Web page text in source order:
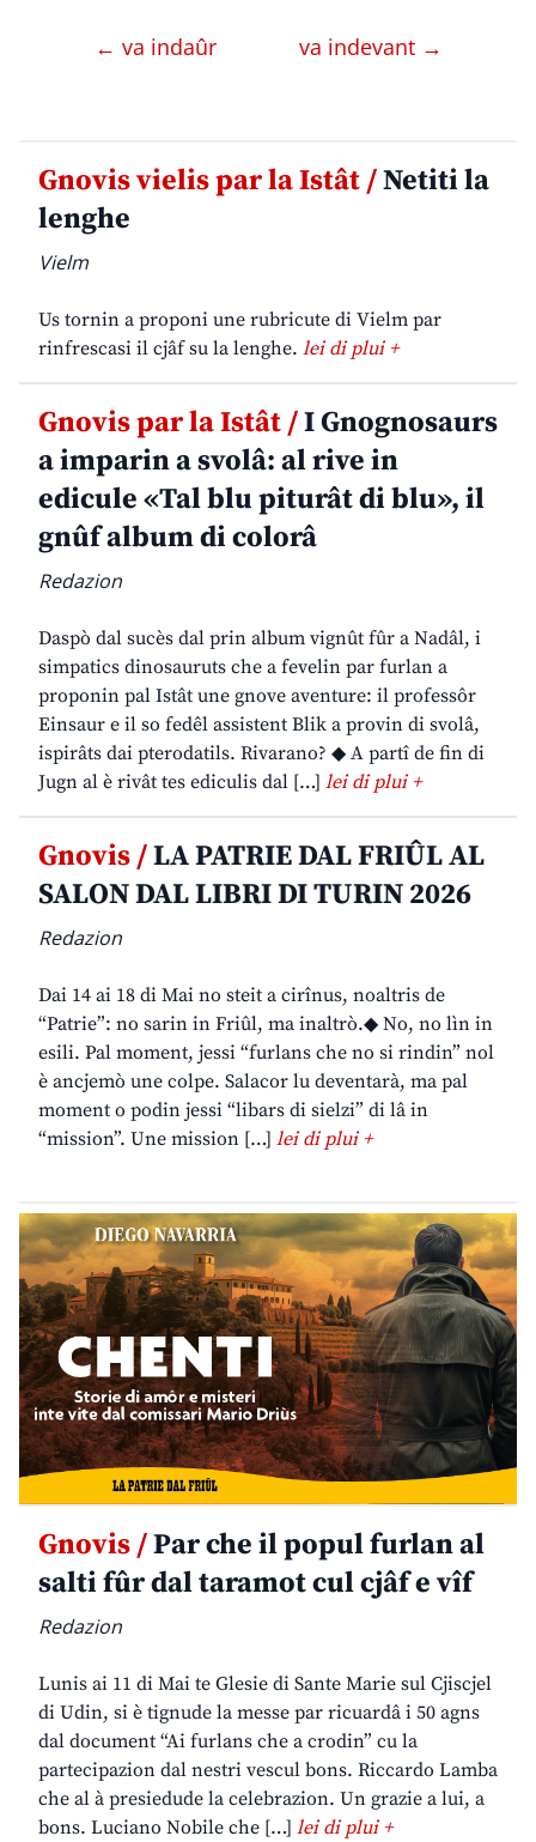
← va indaûr va indevant →
Gnovis vielis par la Istât /Netiti la
lenghe
Vielm
Us tornin a proponi une rubricute di Vielm par
rinfrescasi il cjâf su la lenghe. lei di plui +
Gnovis par la Istât /I Gnognosaurs
a imparin a svolâ: al rive in
edicule «Tal blu piturât di blu», il
gnûf album di colorâ
Redazion
Daspò dal sucès dal prin album vignût fûr a Nadâl, i
simpatics dinosauruts che a fevelin par furlan a
proponin pal Istât une gnove aventure: il professôr
Einsaur e il so fedêl assistent Blik a provin di svolâ,
ispirâts dai pterodatils. Rivarano? ◆ A partî de fin di
Jugn al è rivât tes ediculis dal […] lei di plui +
Gnovis /LA PATRIE DAL FRIÛL AL
SALON DAL LIBRI DI TURIN 2026
Redazion
Dai 14 ai 18 di Mai no steit a cirînus, noaltris de
“Patrie”: no sarin in Friûl, ma inaltrò.◆ No, no lìn in
esili. Pal moment, jessi “furlans che no si rindin” nol
è ancjemò une colpe. Salacor lu deventarà, ma pal
moment o podin jessi “libars di sielzi” di lâ in
“mission”. Une mission […] lei di plui +
Gnovis /Par che il popul furlan al
salti fûr dal taramot cul cjâf e vîf
Redazion
Lunis ai 11 di Mai te Glesie di Sante Marie sul Cjiscjel
di Udin, si è tignude la messe par ricuardâ i 50 agns
dal document “Ai furlans che a crodin” cu la
partecipazion dal nestri vescul bons. Riccardo Lamba
che al à presiedude la celebrazion. Un grazie a lui, a
bons. Luciano Nobile che […] lei di plui +